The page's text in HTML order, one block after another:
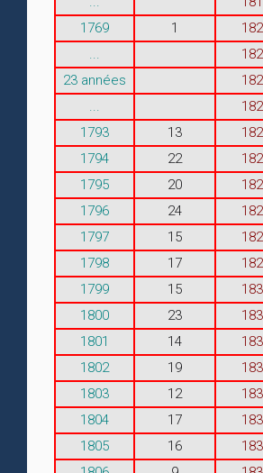
1769
1
23 années
1793
13
1794
22
1795
20
1796
24
1797
15
1798
17
1799
15
1800
23
1801
14
1802
19
1803
12
1804
17
1805
16